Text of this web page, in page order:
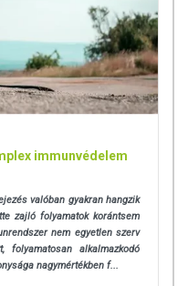
immunvédelem
valóban gyakran hangzik
zajló folyamatok korántsem
nem egyetlen szerv
folyamatosan alkalmazkodó
nagymértékben f...